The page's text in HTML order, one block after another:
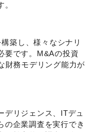
築し、様々なシナリ
要です。M&Aの投資
財務モデリング能力が
デリジェンス、ITデュ
の企業調査を実行でき